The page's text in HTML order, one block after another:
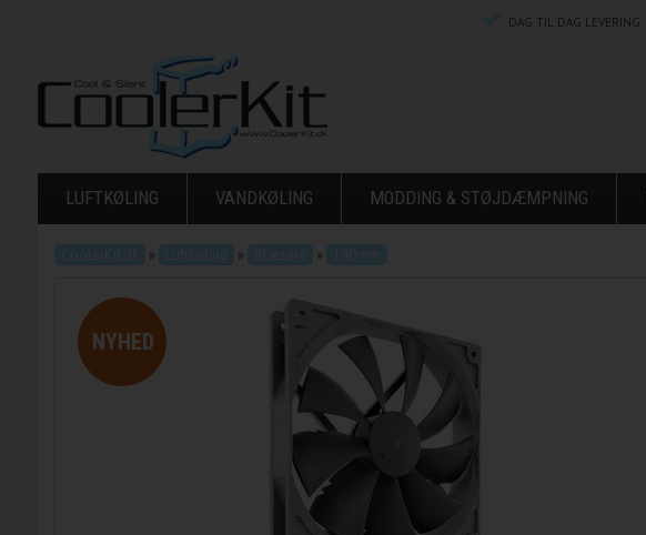
DAG TIL DAG LEVERING
LUFTKØLING VANDKØLING MODDING & STØJDÆMPNING
» » »
NYHED